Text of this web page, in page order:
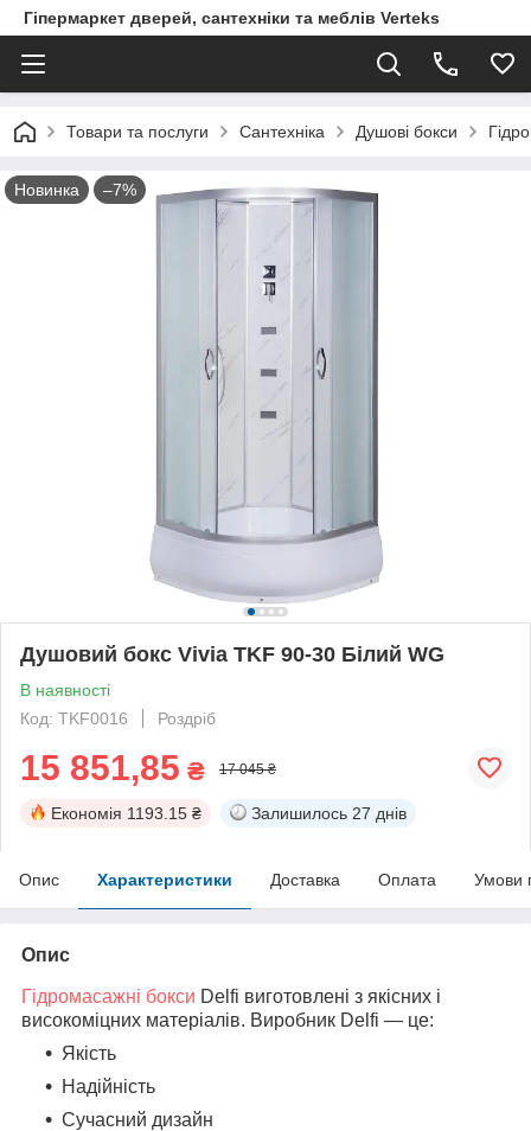
Гіпермаркет дверей, сантехніки та меблів Verteks
Товари та послуги Сантехніка Душові бокси
Новинка –7%
Душовий бокс Vivia TKF 90-30 Білий WG
В наявності
Код: TKF0016
Роздріб
15 851,85 ₴ 17 045 ₴
Економія 1193.15 ₴ Залишилось 27 днів
Опис Характеристики Доставка Оплата Умови
Опис
Гідромасажні бокси Delfi виготовлені з якісних і
високоміцних матеріалів. Виробник Delfi — це:
Якість
Надійність
Сучасний дизайн